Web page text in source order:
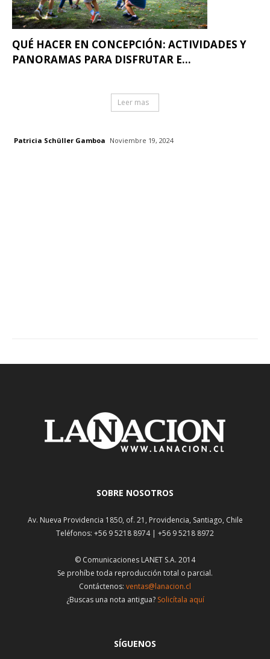
QUÉ HACER EN CONCEPCIÓN: ACTIVIDADES Y
PANORAMAS PARA DISFRUTAR E...
Leer mas
Patricia Schüller Gamboa Noviembre 19, 2024
SOBRE NOSOTROS
Av. Nueva Providencia 1850, of. 21, Providencia, Santiago, Chile
Teléfonos: +56 9 5218 8974 | +56 9 5218 8972
© Comunicaciones LANET S.A. 2014
Se prohíbe toda reproducción total o parcial.
Contáctenos: ventas@lanacion.cl
¿Buscas una nota antigua? Solicítala aquí
SÍGUENOS